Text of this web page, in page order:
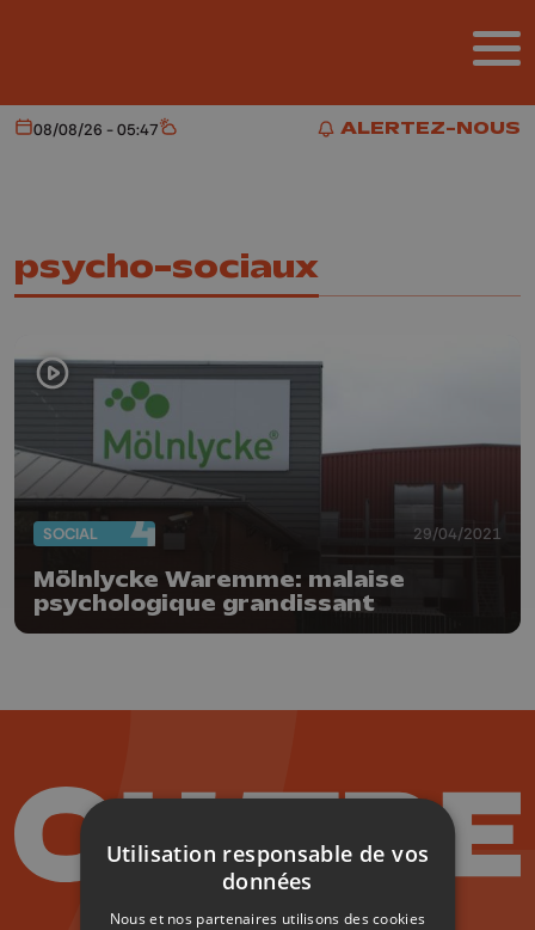
ALERTEZ-NOUS
ALERTEZ-NOUS
Aujourd'hui
08/08/26 - 05:47 Météo
psycho-sociaux
SOCIAL 29/04/2021
Mölnlycke Waremme: malaise
psychologique grandissant
Utilisation responsable de vos
données
Nous et nos partenaires utilisons des cookies